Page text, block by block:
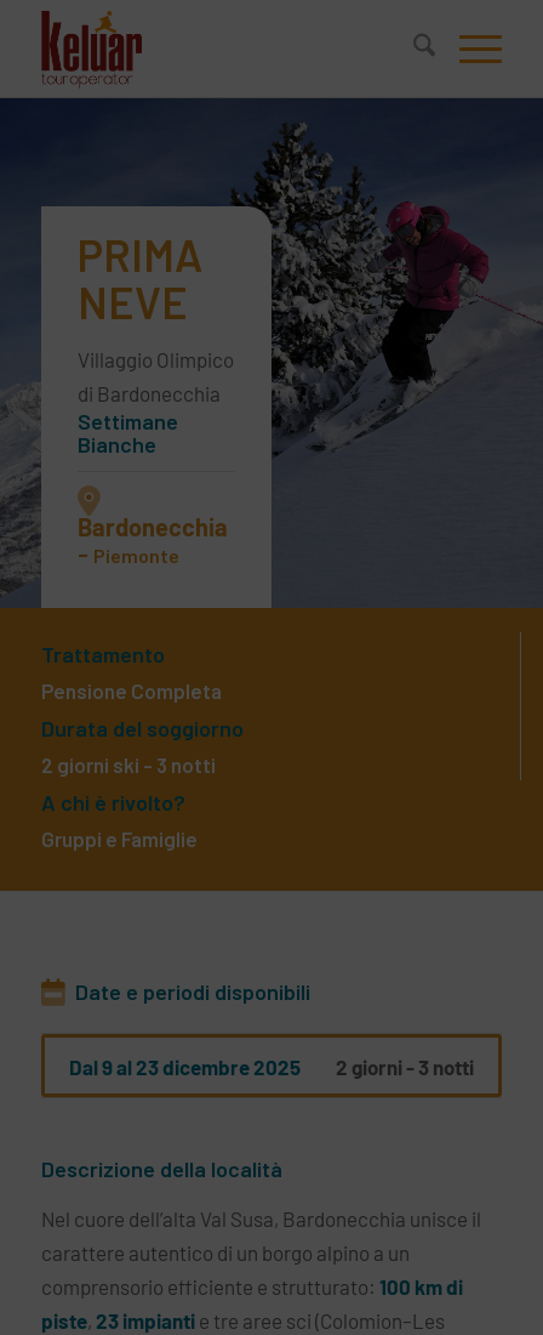
PRIMA
NEVE
Villaggio Olimpico
di Bardonecchia
Settimane
Bianche
Bardonecchia
- Piemonte
Trattamento
Pensione Completa
Durata del soggiorno
2 giorni ski - 3 notti
A chi è rivolto?
Gruppi e Famiglie
Date e periodi disponibili
Dal 9 al 23 dicembre 2025 2 giorni - 3 notti
Descrizione della località
Nel cuore dell’alta Val Susa, Bardonecchia unisce il
carattere autentico di un borgo alpino a un
comprensorio efficiente e strutturato: 100 km di
piste, 23 impiantie tre aree sci (Colomion–Les